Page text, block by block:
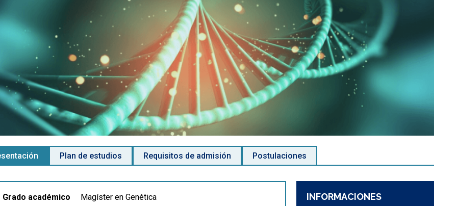
Plan de estudios Requisitos de admisión Postulaciones
INFORMACIONES
Grado académico
Magíster en Genética